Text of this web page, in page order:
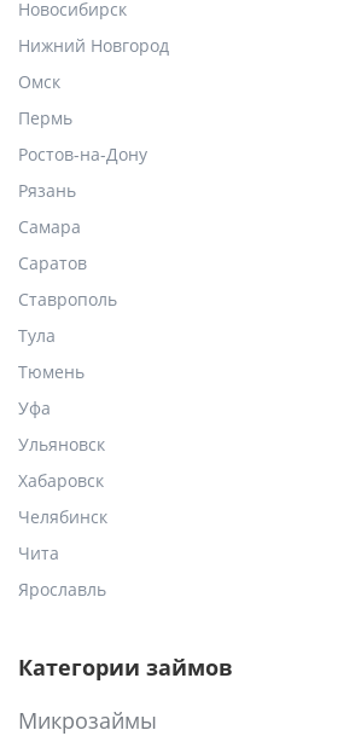
Новосибирск
Нижний Новгород
Омск
Пермь
Ростов-на-Дону
Рязань
Самара
Саратов
Ставрополь
Тула
Тюмень
Уфа
Ульяновск
Хабаровск
Челябинск
Чита
Ярославль
Категории займов
Микрозаймы